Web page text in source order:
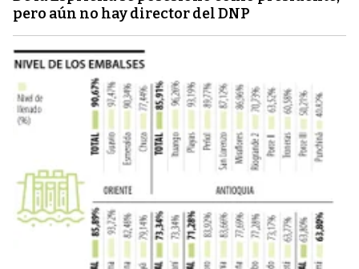
pero aún no hay director del DNP